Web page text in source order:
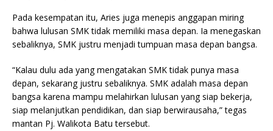
Pada kesempatan itu, Aries juga menepis anggapan miring
bahwa lulusan SMK tidak memiliki masa depan. Ia menegaskan
sebaliknya, SMK justru menjadi tumpuan masa depan bangsa.
“Kalau dulu ada yang mengatakan SMK tidak punya masa
depan, sekarang justru sebaliknya. SMK adalah masa depan
bangsa karena mampu melahirkan lulusan yang siap bekerja,
siap melanjutkan pendidikan, dan siap berwirausaha,” tegas
mantan Pj. Walikota Batu tersebut.